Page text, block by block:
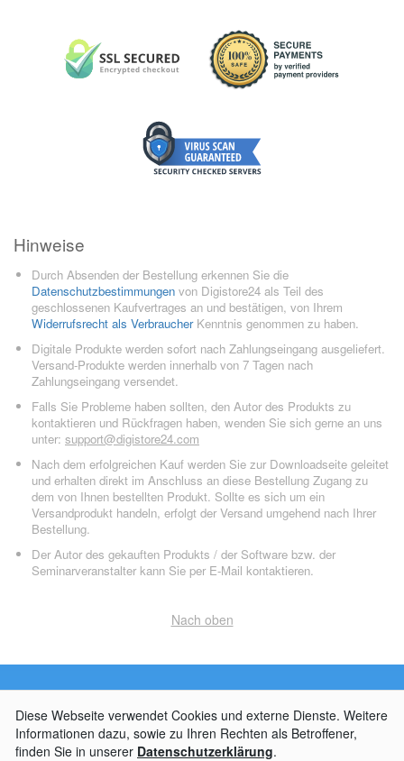
Hinweise
Durch Absenden der Bestellung erkennen Sie die
Datenschutzbestimmungen von Digistore24 als Teil des
geschlossenen Kaufvertrages an und bestätigen, von Ihrem
Widerrufsrecht als VerbraucherKenntnis genommen zu haben.
Digitale Produkte werden sofort nach Zahlungseingang ausgeliefert.
Versand-Produkte werden innerhalb von 7 Tagen nach
Zahlungseingang versendet.
Falls Sie Probleme haben sollten, den Autor des Produkts zu
kontaktieren und Rückfragen haben, wenden Sie sich gerne an uns
unter: support@digistore24.com
Nach dem erfolgreichen Kauf werden Sie zur Downloadseite geleitet
und erhalten direkt im Anschluss an diese Bestellung Zugang zu
dem von Ihnen bestellten Produkt. Sollte es sich um ein
Versandprodukt handeln, erfolgt der Versand umgehend nach Ihrer
Bestellung.
Der Autor des gekauften Produkts / der Software bzw. der
Seminarveranstalter kann Sie per E-Mail kontaktieren.
Nach oben
AGB Impressum Widerrufsbelehrung
Datenschutzerklärung
Kontakt
© 2026Digistore24 GmbH, alle Rechte vorbehalten